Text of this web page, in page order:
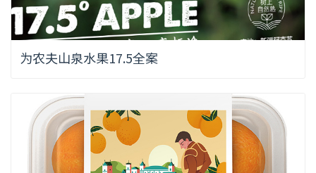
为农夫山泉水果17.5全案